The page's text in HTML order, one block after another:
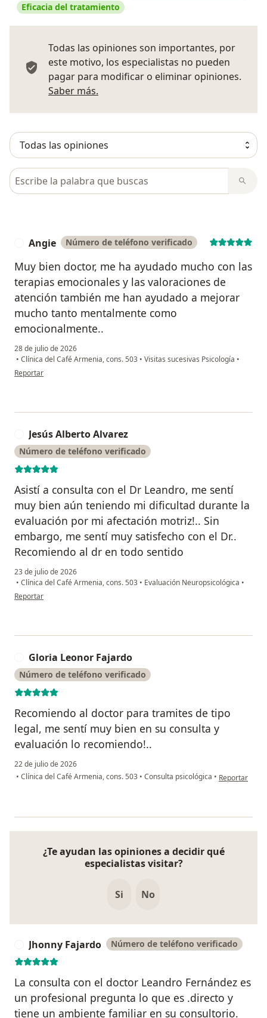
Eficacia del tratamiento
Todas las opiniones son importantes, por
este motivo, los especialistas no pueden
pagar para modificar o eliminar opiniones.
Saber más.
Busca en opiniones
Angie Número de teléfono verificado
Muy bien doctor, me ha ayudado mucho con las
terapias emocionales y las valoraciones de
atención también me han ayudado a mejorar
mucho tanto mentalmente como
emocionalmente..
28 de julio de 2026
• Clínica del Café Armenia, cons. 503 • Visitas sucesivas Psicología •
en opinión del usuario Angie
Reportar
Jesús Alberto Alvarez
Número de teléfono verificado
Asistí a consulta con el Dr Leandro, me sentí
muy bien aún teniendo mi dificultad durante la
evaluación por mi afectación motriz!.. Sin
embargo, me sentí muy satisfecho con el Dr..
Recomiendo al dr en todo sentido
23 de julio de 2026
• Clínica del Café Armenia, cons. 503 • Evaluación Neuropsicológica •
en opinión del usuario Jesús Alberto Alvarez
Reportar
Gloria Leonor Fajardo
Número de teléfono verificado
Recomiendo al doctor para tramites de tipo
legal, me sentí muy bien en su consulta y
evaluación lo recomiendo!..
22 de julio de 2026
• Clínica del Café Armenia, cons. 503 • Consulta psicológica • en opinión
Reportar
¿Te ayudan las opiniones a decidir qué
especialistas visitar?
Si No
Jhonny Fajardo Número de teléfono verificado
La consulta con el doctor Leandro Fernández es
un profesional pregunta lo que es .directo y
tiene un ambiente familiar en su consultorio.